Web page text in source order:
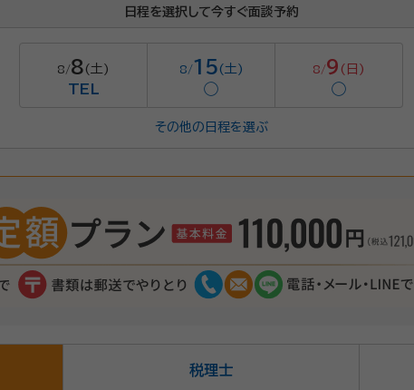
日程を選択して今すぐ面談予約
8/8 (土)
TEL
8/15(土)
◯
8/9 (日)
◯
その他の日程を選ぶ
税理士